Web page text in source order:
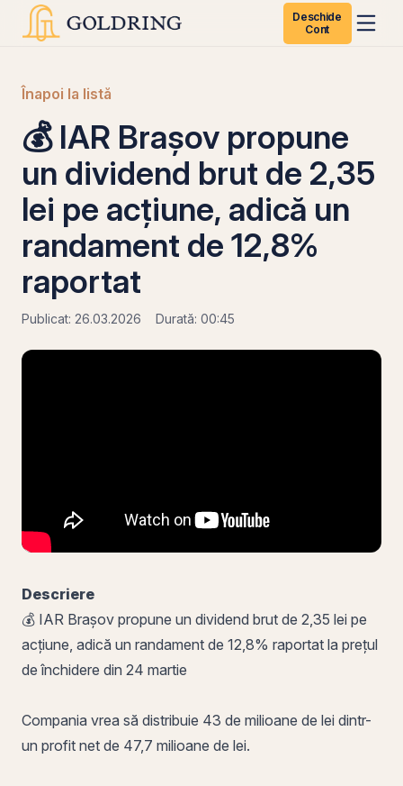
Deschide
Cont
Înapoi la listă
💰 IAR Brașov propune
un dividend brut de 2,35
lei pe acțiune, adică un
randament de 12,8%
raportat
Publicat: 26.03.2026 Durată: 00:45
Descriere
💰 IAR Brașov propune un dividend brut de 2,35 lei pe
acțiune, adică un randament de 12,8% raportat la prețul
de închidere din 24 martie
Compania vrea să distribuie 43 de milioane de lei dintr-
un profit net de 47,7 milioane de lei.